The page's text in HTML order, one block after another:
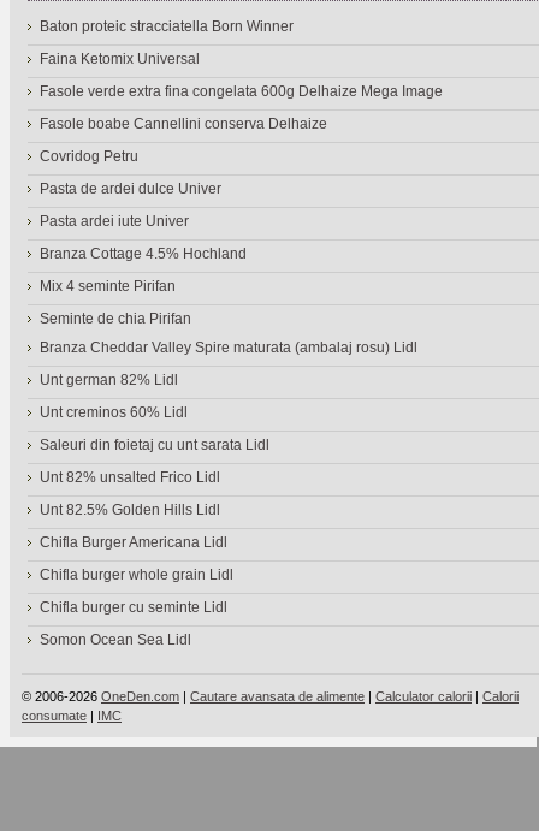
Baton proteic stracciatella Born Winner
Faina Ketomix Universal
Fasole verde extra fina congelata 600g Delhaize Mega Image
Fasole boabe Cannellini conserva Delhaize
Covridog Petru
Pasta de ardei dulce Univer
Pasta ardei iute Univer
Branza Cottage 4.5% Hochland
Mix 4 seminte Pirifan
Seminte de chia Pirifan
Branza Cheddar Valley Spire maturata (ambalaj rosu) Lidl
Unt german 82% Lidl
Unt creminos 60% Lidl
Saleuri din foietaj cu unt sarata Lidl
Unt 82% unsalted Frico Lidl
Unt 82.5% Golden Hills Lidl
Chifla Burger Americana Lidl
Chifla burger whole grain Lidl
Chifla burger cu seminte Lidl
Somon Ocean Sea Lidl
© 2006-2026 OneDen.com | Cautare avansata de alimente | Calculator calorii | Calorii
consumate | IMC